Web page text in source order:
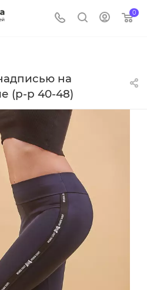
0
на
(р-р 40-48)